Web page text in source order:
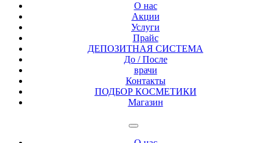
О нас
Акции
Услуги
Прайс
ДЕПОЗИТНАЯ СИСТЕМА
До / После
врачи
Контакты
ПОДБОР КОСМЕТИКИ
Магазин